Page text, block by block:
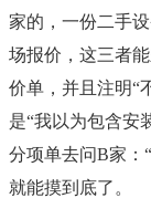
家的，一份二手
场报价，这三者
价单，并且注明“
是“我以为包含安
分项单去问B家：
就能摸到底了。